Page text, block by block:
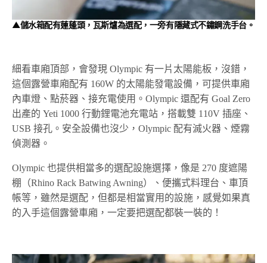
▲儲水箱配有蓮蓬頭，瓦斯爐為選配，一旁有隱藏式不鏽鋼洗手台。
細看車廂頂部，會發現 Olympic 有一片太陽能板，沒錯，
這個露營車廂配有 160W 的太陽能發電設備，可提供車廂
內車燈、點菸器、接充電使用。Olympic 還配有 Goal Zero
出產的 Yeti 1000 行動鋰電池充電站，搭載雙 110V 插座、
USB 接孔。安全設備也沒少，Olympic 配有滅火器、煙霧
偵測器。
Olympic 也提供相當多的選配設施選擇，像是 270 度遮陽
棚（Rhino Rack Batwing Awning）、便攜式料理台、車頂
帳等，雖然是選配，但都是相當實用的設施，感覺如果真
的入手這個露營車廂，一定要把選配都裝一裝的！